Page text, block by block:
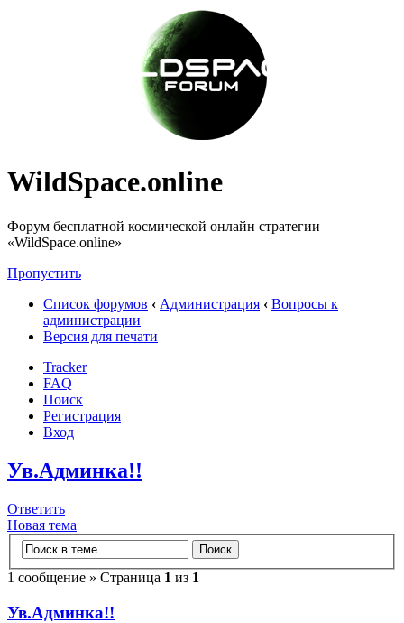
WildSpace.online
Форум бесплатной космической онлайн стратегии
«WildSpace.online»
Пропустить
Список форумов ‹ Администрация ‹ Вопросы к
администрации
Версия для печати
Tracker
FAQ
Поиск
Регистрация
Вход
Ув.Админка!!
Ответить
Новая тема
1 сообщение » Страница 1 из 1
Ув.Админка!!